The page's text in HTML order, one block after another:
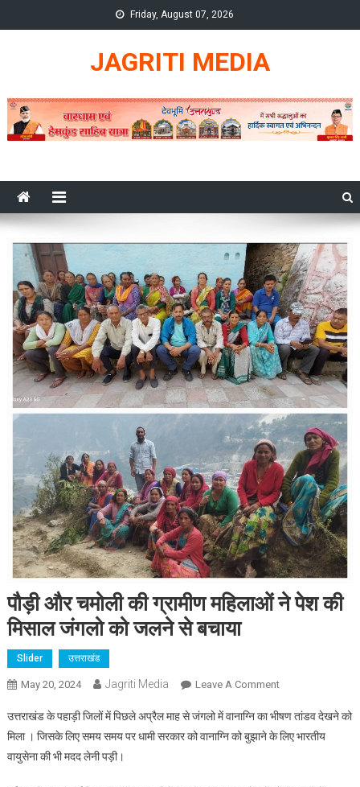
to
Friday, August 07, 2026
JAGRITI MEDIA
पौड़ी और चमोली की ग्रामीण महिलाओं ने पेश की
मिसाल जंगलो को जलने से बचाया
Slider उत्तराखंड
May 20, 2024 Jagriti Media Leave A CommentOn
और
चमोली
उत्तराखंड के पहाड़ी जिलों में पिछले अप्रैल माह से जंगलो में वानाग्नि का भीषण तांडव देखने को
मिला । जिसके लिए समय समय पर धामी सरकार को वानाग्नि को बुझाने के लिए भारतीय
वायुसेना की भी मदद लेनी पड़ी।